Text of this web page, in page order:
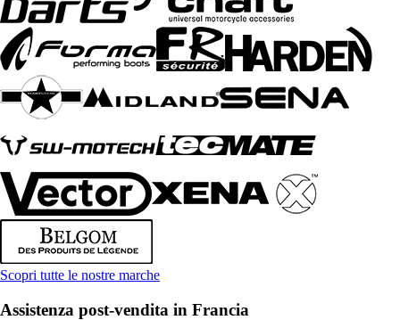
Scopri tutte le nostre marche
Assistenza post-vendita in Francia